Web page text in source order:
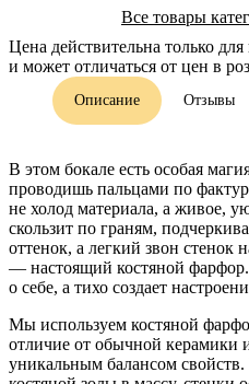
Все товары
Цена действительна только
и может отличаться от цен в
Описание Отзывы
В этом бокале есть особая
проводишь пальцами по
не холод материала, а живое,
скользит по граням,
оттенок, а легкий звон стенок
— настоящий костяной
о себе, а тихо создает
Мы используем костяной
отличие от обычной керамики
уникальным балансом